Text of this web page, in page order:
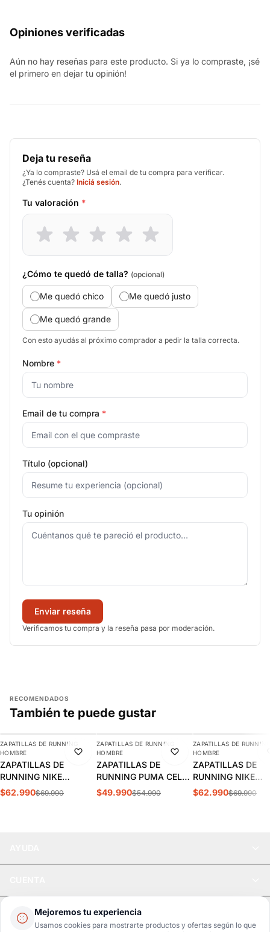
Mejoremos tu experiencia
Usamos cookies para mostrarte productos y ofertas según lo que
Opiniones verificadas
Aún no hay reseñas para este producto. Si ya lo compraste, ¡sé
el primero en dejar tu opinión!
Deja tu reseña
¿Ya lo compraste? Usá el email de tu compra para verificar.
¿Tenés cuenta? Iniciá sesión.
Tu valoración *
¿Cómo te quedó de talla? (opcional)
Me quedó chico Me quedó justo
Me quedó grande
Con esto ayudás al próximo comprador a pedir la talla correcta.
Nombre *
Email de tu compra *
Título (opcional)
Tu opinión
Enviar reseña
Verificamos tu compra y la reseña pasa por moderación.
RECOMENDADOS
También te puede gustar
-10%
AGREGAR
ZAPATILLAS DE RUNNING
HOMBRE
ZAPATILLAS DE
RUNNING NIKE
REVOLUTION 8
$62.990$69.990
-9%
AGREGAR
ZAPATILLAS DE RUNNING
HOMBRE
ZAPATILLAS DE
RUNNING PUMA CELL
THRILL HOMBRE |
$49.990$54.990
-10%
ZAPATILLAS DE
HOMBRE
ZAPATILLAS DE
RUNNING NIKE
REVOLUTION 8
$62.990$69.990
LEGAL